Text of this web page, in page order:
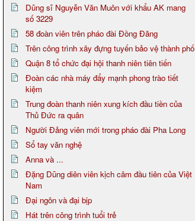
Dũng sĩ Nguyễn Văn Muôn với khẩu AK mang
số 3229
58 đoàn viên trên pháo đài Đồng Đăng
Trên công trình xây đựng tuyến bảo vệ thành phố
Quận 8 tổ chức đại hội thanh niên tiên tiến
Đoàn các nhà máy đẩy mạnh phong trào tiết
kiệm
Trung đoàn thanh niên xung kích đầu tiền của
Thủ Đức ra quân
Người Đảng viên mới trong pháo đài Pha Long
Sổ tay văn nghệ
Anna và ...
Đặng Dũng diên viên kịch câm đầu tiên của Việt
Nam
Đại ngôn và đại bịp
Hát trên công trình tuổi trẻ